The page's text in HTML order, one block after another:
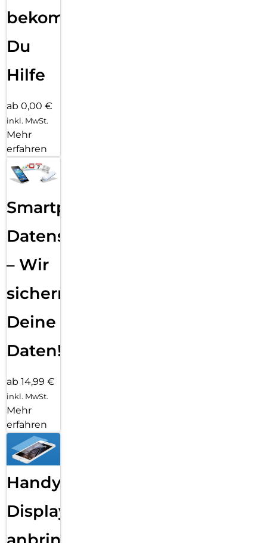
bekommst
Du
Hilfe
ab 0,00 €
inkl. MwSt.
Mehr
erfahren
Smartphone
Datensicherung
– Wir
sichern
Deine
Daten!
ab 14,99 €
inkl. MwSt.
Mehr
erfahren
Handy
Displayfolie